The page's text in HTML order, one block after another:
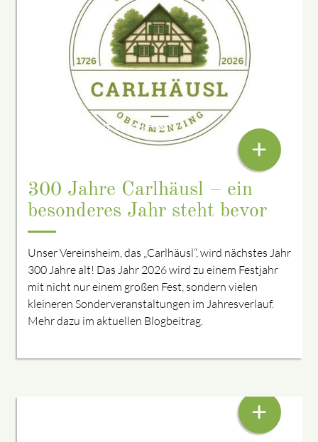
DARAUF KENNT´S EICH FREIN
300 Jahre Carlhäusl – ein
besonderes Jahr steht bevor
Unser Vereinsheim, das „Carlhäusl“, wird nächstes Jahr
300 Jahre alt! Das Jahr 2026 wird zu einem Festjahr
mit nicht nur einem großen Fest, sondern vielen
kleineren Sonderveranstaltungen im Jahresverlauf.
Mehr dazu im aktuellen Blogbeitrag.
+
+